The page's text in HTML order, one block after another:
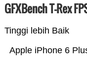
GFXBench T-Rex
Tinggi lebih Baik
Apple iPhone 6